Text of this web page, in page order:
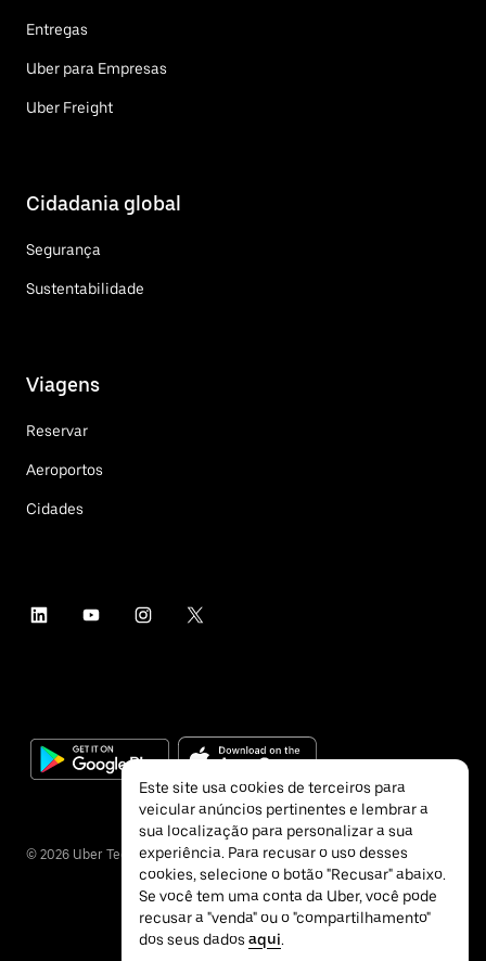
Entregas
Uber para Empresas
Uber Freight
Cidadania global
Segurança
Sustentabilidade
Viagens
Reservar
Aeroportos
Cidades
© 2026 Uber Technologies Inc.
Este site usa cookies de terceiros para
veicular anúncios pertinentes e lembrar a
sua localização para personalizar a sua
experiência. Para recusar o uso desses
cookies, selecione o botão "Recusar" abaixo.
Se você tem uma conta da Uber, você pode
recusar a "venda" ou o "compartilhamento"
dos seus dados aqui.